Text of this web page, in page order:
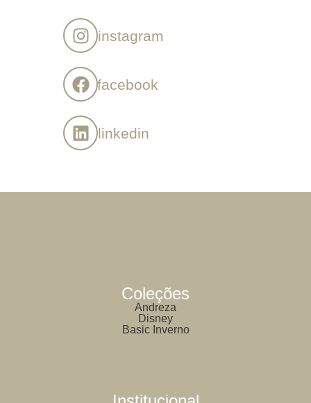
instagram
facebook
linkedin
Coleções
Andreza
Disney
Basic Inverno